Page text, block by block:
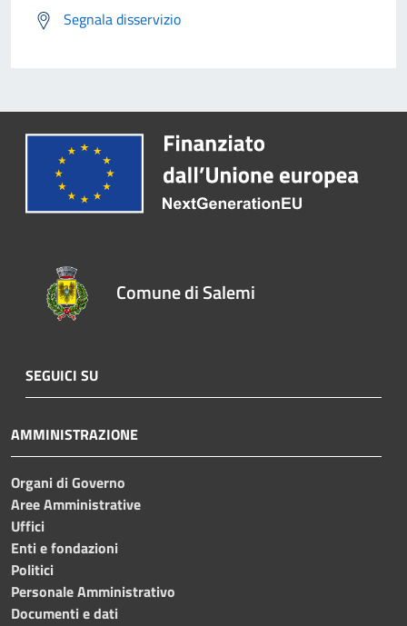
Segnala disservizio
Comune di Salemi
SEGUICI SU
AMMINISTRAZIONE
Organi di Governo
Aree Amministrative
Uffici
Enti e fondazioni
Politici
Personale Amministrativo
Documenti e dati